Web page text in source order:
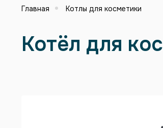
Главная Котлы для косметики
Котёл для